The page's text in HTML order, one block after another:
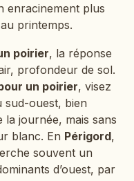
enracinement plus
printemps.
poirier, la réponse
profondeur de sol.
un poirier, visez
sud-ouest, bien
la journée, mais sans
blanc. En Périgord,
souvent un
d’ouest, par